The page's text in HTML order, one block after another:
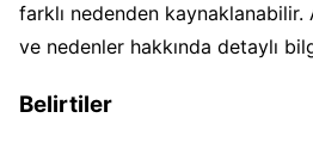
farklı nedenden
ve nedenler hakkında detaylı
Belirtiler